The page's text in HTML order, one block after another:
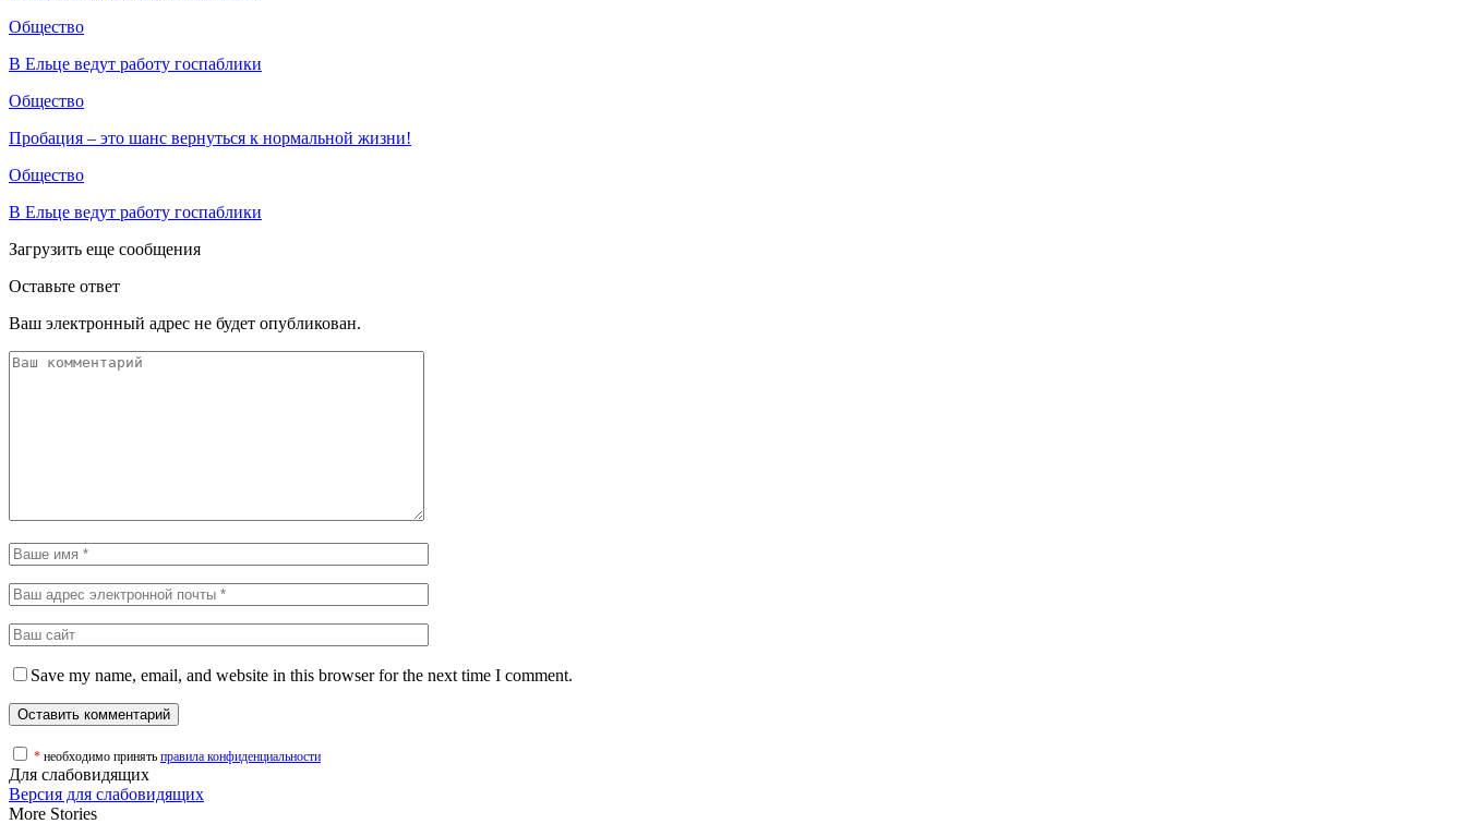
Общество
В Ельце ведут работу госпаблики
Общество
Пробация – это шанс вернуться к нормальной жизни!
Общество
В Ельце ведут работу госпаблики
Загрузить еще сообщения
Оставьте ответ
Ваш электронный адрес не будет опубликован.
Save my name, email, and website in this browser for the next time I comment.
* необходимо принять правила конфиденциальности
Для слабовидящих
Версия для слабовидящих
More Stories